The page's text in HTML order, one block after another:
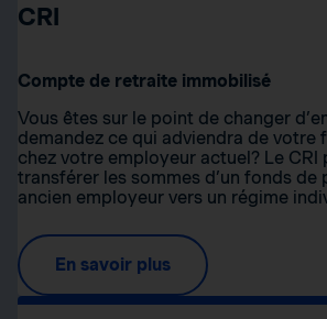
CRI
Compte de retraite immobilisé
Vous êtes sur le point de changer
demandez ce qui adviendra de votre
chez votre employeur actuel? Le CRI
transférer les sommes d’un fonds de
ancien employeur vers un régime
En savoir plus